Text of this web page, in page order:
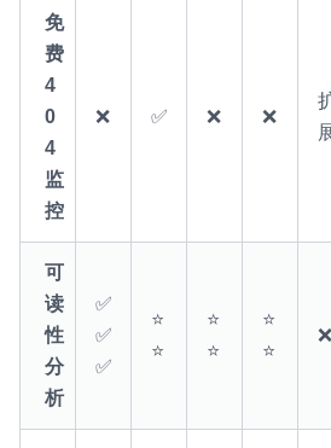
免
费
4
0
4
监
控
❌ ✅ ❌ ❌
可
读
性
分
析
✅
✅
✅
⭐
⭐
⭐
⭐
⭐
⭐
❌